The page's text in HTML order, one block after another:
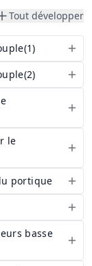
Tout développer
le
portique
basse